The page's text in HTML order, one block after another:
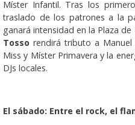
Míster Infantil. Tras los
traslado de los patrones a la
ganará intensidad en la Plaza
Tosso rendirá tributo a
Miss y Míster Primavera y la
DJs locales.
El sábado: Entre el rock, el